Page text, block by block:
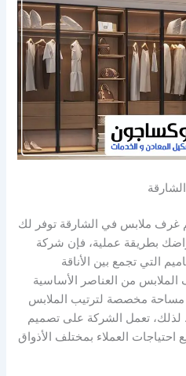
ملابس في الشارقة توفر لك
بطريقة عملية، فإن شركة
التي تجمع بين الأناقة
من العناصر الأساسية
مساحة مخصصة لترتيب الملابس
تعمل الشركة على تصميم
العملاء بمختلف الأذواق